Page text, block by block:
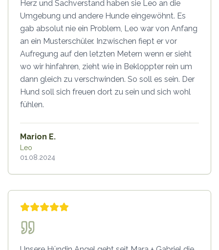
Herz und Sachverstand haben sie Leo an die
Umgebung und andere Hunde eingewöhnt. Es
gab absolut nie ein Problem, Leo war von Anfang
an ein Musterschüler. Inzwischen fiept er vor
Aufregung auf den letzten Metern wenn er sieht
wo wir hinfahren, zieht wie in Bekloppter rein um
dann gleich zu verschwinden. So soll es sein. Der
Hund soll sich freuen dort zu sein und sich wohl
fühlen.
Marion E.
Leo
01.08.2024